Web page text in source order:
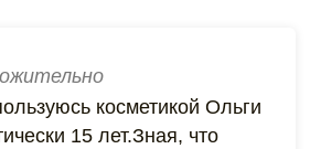
косметикой Ольги
15 лет.Зная, что